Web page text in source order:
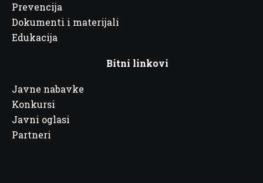
Prevencija
Dokumenti i materijali
Edukacija
Bitni linkovi
Javne nabavke
Konkursi
Javni oglasi
Partneri